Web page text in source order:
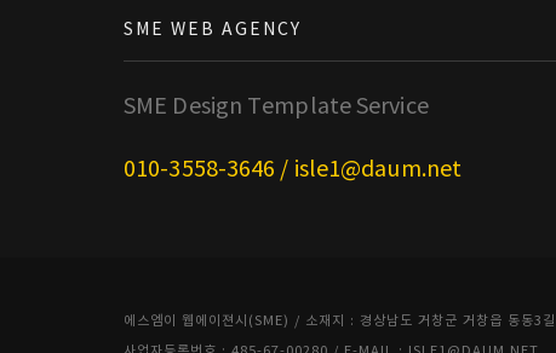
SME WEB AGENCY
SME Design Template Service
010-3558-3646 / isle1@daum.net
에스엠이 웹에이젼시(SME) / 소재지 : 경상남도 거창군 거창읍 동